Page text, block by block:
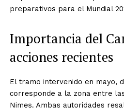
preparativos para el Mundial
Importancia del
acciones recientes
El tramo intervenido en mayo,
corresponde a la zona entre
Nimes. Ambas autoridades